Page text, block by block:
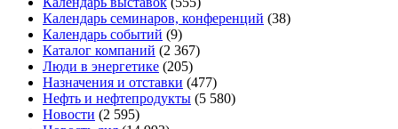
Календарь семинаров, конференций (38)
Календарь событий (9)
Каталог компаний (2 367)
Люди в энергетике (205)
Назначения и отставки (477)
Нефть и нефтепродукты (5 580)
Новости (2 595)